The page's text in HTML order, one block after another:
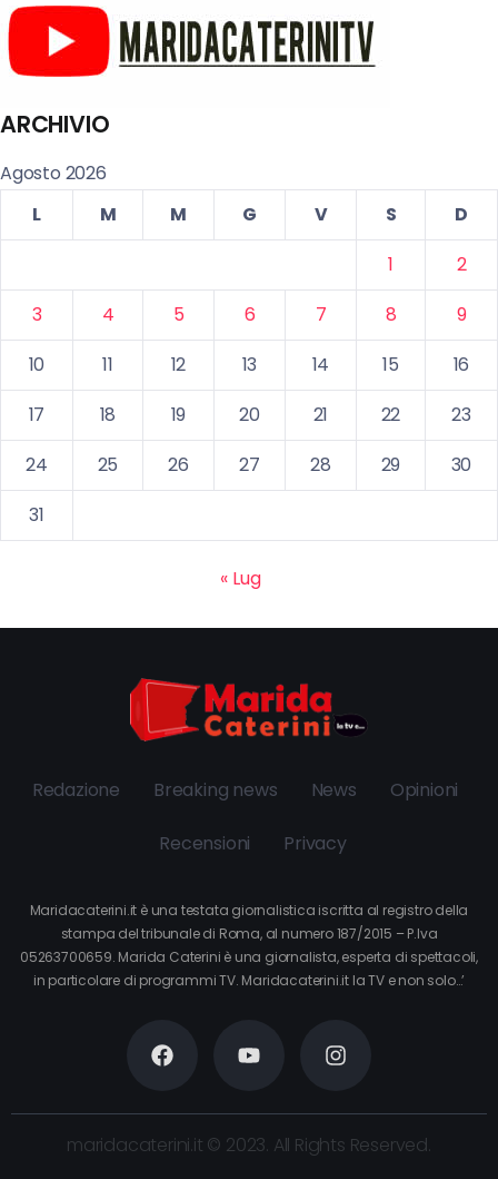
ARCHIVIO
Agosto 2026
L
M M G V S
D
1
2
3
4 5 6 7 8
9
10
11 12 13 14 15
16
17
18 19 20 21 22
23
24
25 26 27 28 29
30
31
« Lug
Redazione Breaking news News Opinioni
Recensioni Privacy
Maridacaterini.it è una testata giornalistica iscritta al registro della
stampa del tribunale di Roma, al numero 187/2015 – P.Iva
05263700659. Marida Caterini è una giornalista, esperta di spettacoli,
in particolare di programmi TV. Maridacaterini.it la TV e non solo…’
maridacaterini.it © 2023. All Rights Reserved.